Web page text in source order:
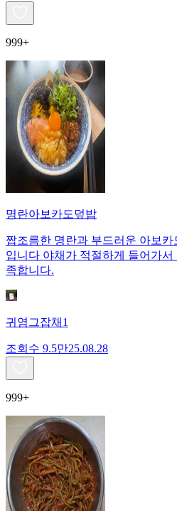
999+
명란아보카도덮밥
짭조름한 명란과 부드러운 아보
입니다 야채가 적절하게 들어가
족합니다.
귀염그잡채1
조회수 9.5만25.08.28
999+